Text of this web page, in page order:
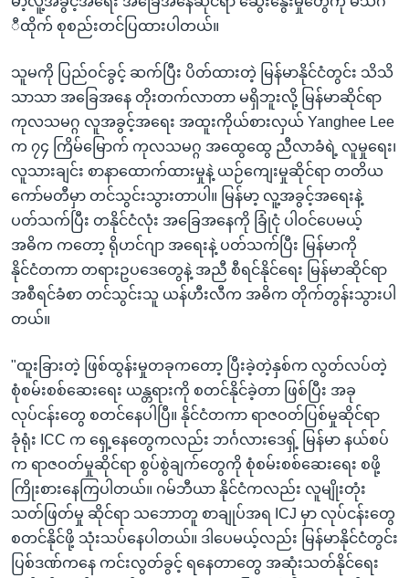
ီထိုက် စုစည်းတင်ပြထားပါတယ်။
သူမကို ပြည်ဝင်ခွင့် ဆက်ပြီး ပိတ်ထားတဲ့ မြန်မာနိုင်ငံတွင်း သိသိ
သာသာ အခြေအနေ တိုးတက်လာတာ မရှိဘူးလို့ မြန်မာဆိုင်ရာ
ကုလသမဂ္ဂ လူအခွင့်အရေး အထူးကိုယ်စားလှယ် Yanghee Lee
က ၇၄ ကြိမ်မြောက် ကုလသမဂ္ဂ အထွေထွေ ညီလာခံရဲ့ လူမှုရေး၊
လူသားချင်း စာနာထောက်ထားမှုနဲ့ ယဉ်ကျေးမှုဆိုင်ရာ တတိယ
ကော်မတီမှာ တင်သွင်းသွားတာပါ။ မြန်မာ့ လူ့အခွင့်အရေးနဲ့
ပတ်သက်ပြီး တနိုင်ငံလုံး အခြေအနေကို ခြုံငုံ ပါဝင်ပေမယ့်
အဓိက ကတော့ ရိုဟင်ဂျာ အရေးနဲ့ ပတ်သက်ပြီး မြန်မာကို
နိုင်ငံတကာ တရားဥပဒေတွေနဲ့ အညီ စီရင်နိုင်ရေး မြန်မာဆိုင်ရာ
အစီရင်ခံစာ တင်သွင်းသူ ယန်ဟီးလီက အဓိက တိုက်တွန်းသွားပါ
တယ်။
"ထူးခြားတဲ့ ဖြစ်ထွန်းမှုတခုကတော့ ပြီးခဲ့တဲ့နှစ်က လွတ်လပ်တဲ့
စုံစမ်းစစ်ဆေးရေး ယန္တရားကို စတင်နိုင်ခဲ့တာ ဖြစ်ပြီး အခု
လုပ်ငန်းတွေ စတင်နေပါပြီ။ နိုင်ငံတကာ ရာဇဝတ်ပြစ်မှုဆိုင်ရာ
ခုံရုံး ICC က ရှေ့နေတွေကလည်း ဘင်္ဂလားဒေရှ့် မြန်မာ နယ်စပ်
က ရာဇဝတ်မှုဆိုင်ရာ စွပ်စွဲချက်တွေကို စုံစမ်းစစ်ဆေးရေး စဖို့
ကြိုးစားနေကြပါတယ်။ ဂမ်ဘီယာ နိုင်ငံကလည်း လူမျိုးတုံး
သတ်ဖြတ်မှု ဆိုင်ရာ သဘောတူ စာချုပ်အရ ICJ မှာ လုပ်ငန်းတွေ
စတင်နိုင်ဖို့ သုံးသပ်နေပါတယ်။ ဒါပေမယ့်လည်း မြန်မာနိုင်ငံတွင်း
ပြစ်ဒဏ်ကနေ ကင်းလွတ်ခွင့် ရနေတာတွေ အဆုံးသတ်နိုင်ရေး